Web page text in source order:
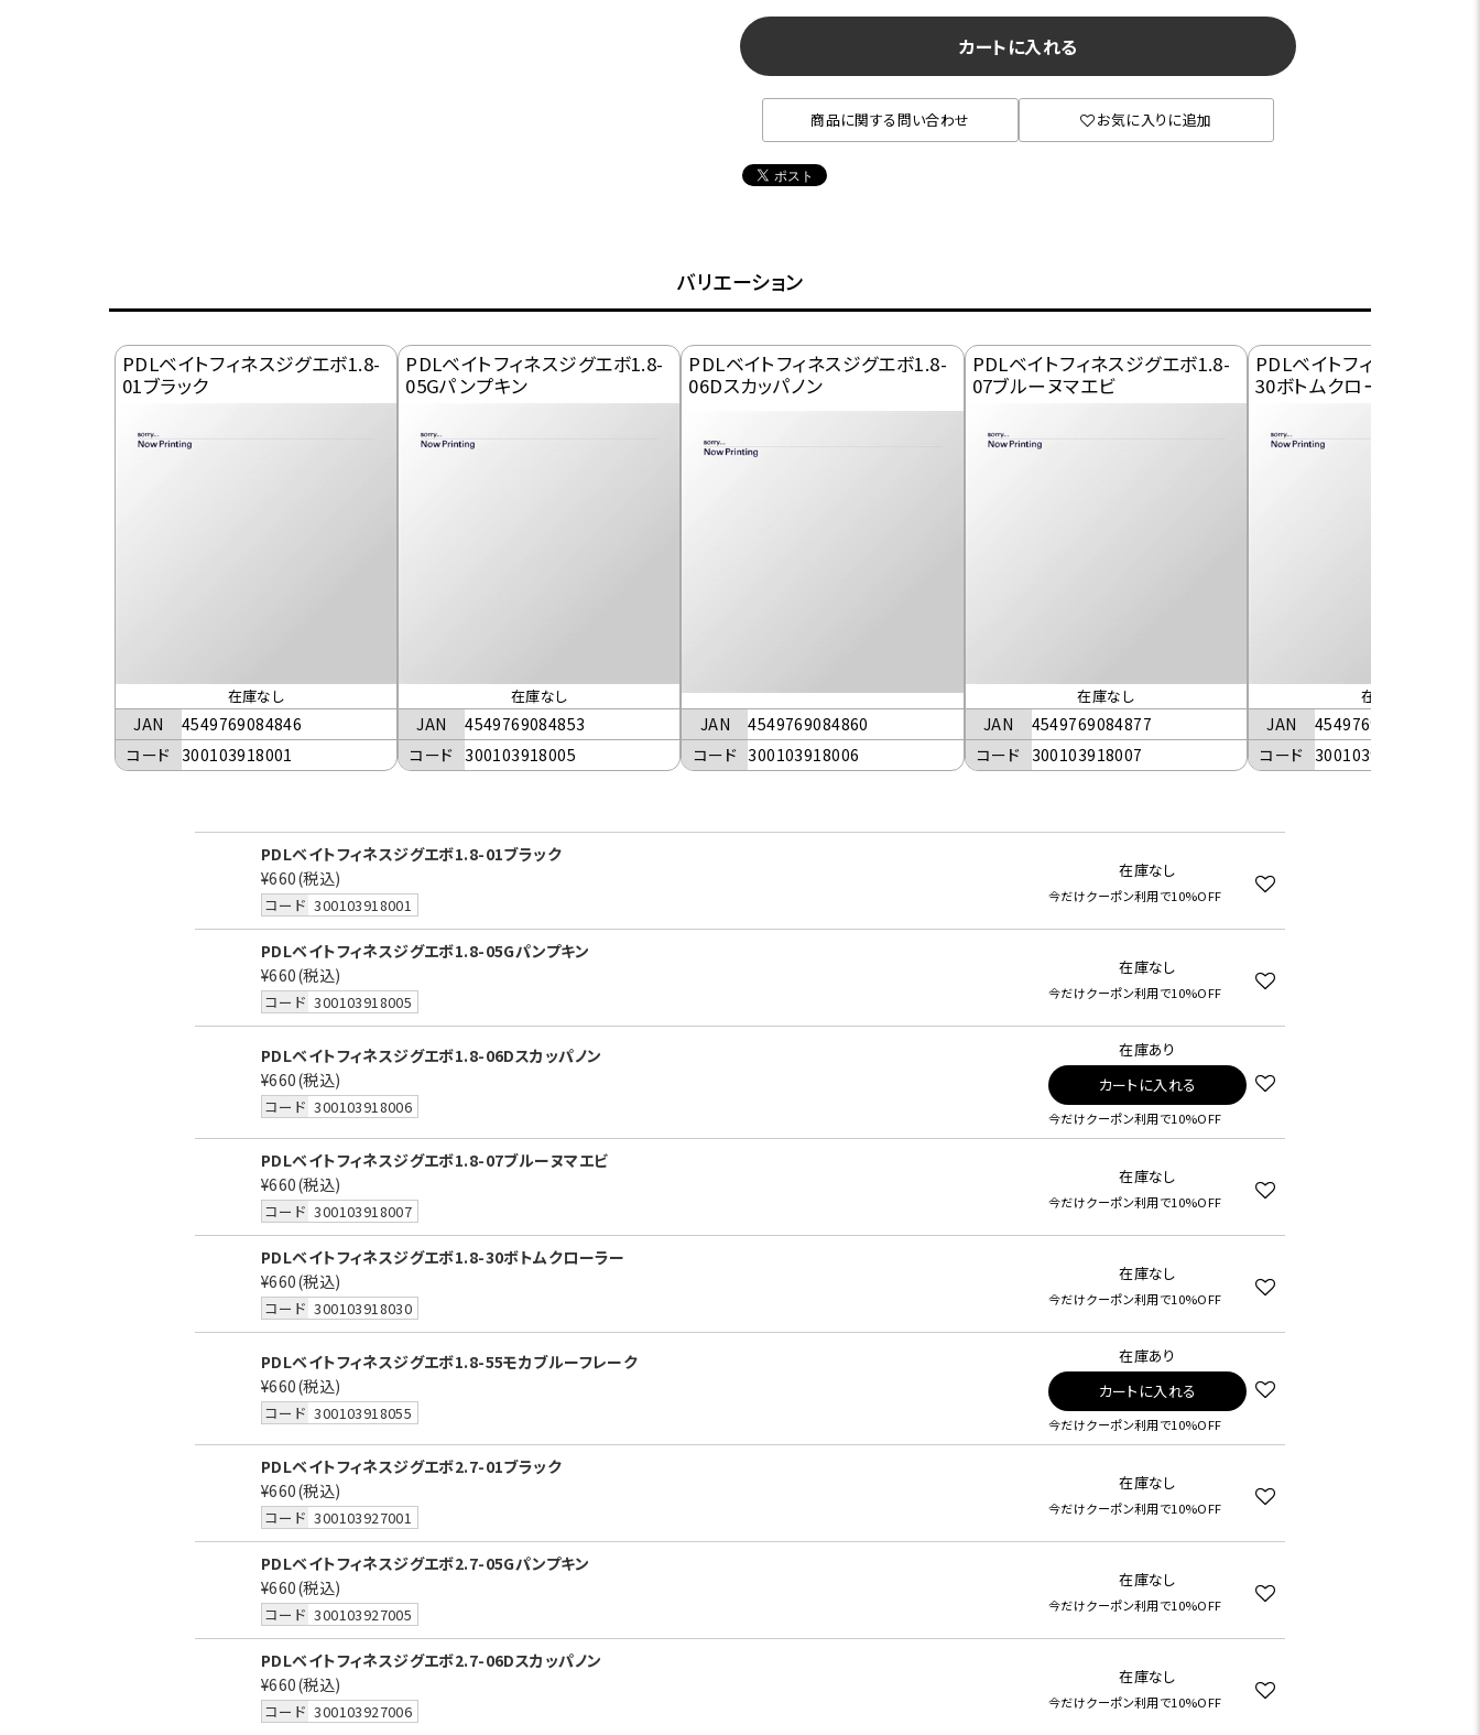
カートに入れる
商品に関する問い合わせ お気に入りに追加
バリエーション
PDLベイトフィネスジグエボ1.8-
01ブラック
在庫なし
JAN
4549769084846
コード 300103918001
PDLベイトフィネスジグエボ1.8-
05Gパンプキン
在庫なし
JAN
4549769084853
コード 300103918005
PDLベイトフィネスジグエボ1.8-
06Dスカッパノン
JAN
4549769084860
コード 300103918006
PDLベイトフィネスジグエボ1.8-
07ブルーヌマエビ
在庫なし
JAN
4549769084877
コード 300103918007
PDLベイトフィネスジグエ
30ボトムクローラー
在庫なし
JAN
4549769084884
コード 300103918030
PDLベイトフィネスジグエボ1.8-01ブラック
¥660(税込)
コード 300103918001
在庫なし
今だけクーポン利用で10%OFF
PDLベイトフィネスジグエボ1.8-05Gパンプキン
¥660(税込)
コード 300103918005
在庫なし
今だけクーポン利用で10%OFF
PDLベイトフィネスジグエボ1.8-06Dスカッパノン
¥660(税込)
コード 300103918006
在庫あり
カートに入れる
今だけクーポン利用で10%OFF
PDLベイトフィネスジグエボ1.8-07ブルーヌマエビ
¥660(税込)
コード 300103918007
在庫なし
今だけクーポン利用で10%OFF
PDLベイトフィネスジグエボ1.8-30ボトムクローラー
¥660(税込)
コード 300103918030
在庫なし
今だけクーポン利用で10%OFF
PDLベイトフィネスジグエボ1.8-55モカブルーフレーク
¥660(税込)
コード 300103918055
在庫あり
カートに入れる
今だけクーポン利用で10%OFF
PDLベイトフィネスジグエボ2.7-01ブラック
¥660(税込)
コード 300103927001
在庫なし
今だけクーポン利用で10%OFF
PDLベイトフィネスジグエボ2.7-05Gパンプキン
¥660(税込)
コード 300103927005
在庫なし
今だけクーポン利用で10%OFF
PDLベイトフィネスジグエボ2.7-06Dスカッパノン
¥660(税込)
コード 300103927006
在庫なし
今だけクーポン利用で10%OFF